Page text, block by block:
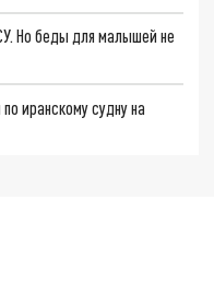
Но беды для малышей не
иранскому судну на